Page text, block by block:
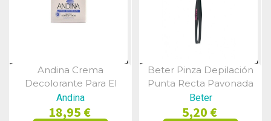
Vista Rápida
Andina Crema
Decolorante Para El
Vello Facial Y Corporal
100 Ml
Andina
18,95 €
Vista Rápida
Beter Pinza Depilación
Punta Recta Pavonada
Beter
5,20 €